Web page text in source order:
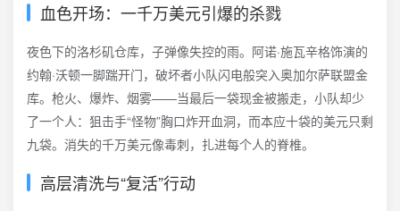
血色开场：一千万美元引爆的杀戮
夜色下的洛杉矶仓库，子弹像失控的雨。阿诺·施瓦辛格饰演的
约翰·沃顿一脚踹开门，破坏者小队闪电般突入奥加尔萨联盟金
库。枪火、爆炸、烟雾——当最后一袋现金被搬走，小队却少
了一个人：狙击手“怪物”胸口炸开血洞，而本应十袋的美元只剩
九袋。消失的千万美元像毒刺，扎进每个人的脊椎。
高层清洗与“复活”行动